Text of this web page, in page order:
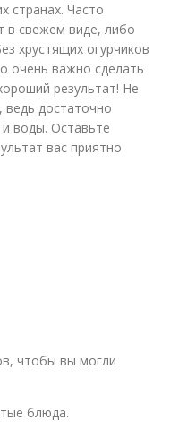
странах. Часто
в свежем виде, либо
хрустящих огурчиков
очень важно сделать
результат! Не
ведь достаточно
воды. Оставьте
вас приятно
чтобы вы могли
блюда.